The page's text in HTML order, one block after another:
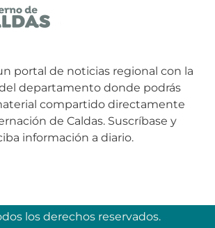
portal de noticias regional con la
departamento donde podrás
compartido directamente
de Caldas. Suscríbase y
información a diario.
los derechos reservados.